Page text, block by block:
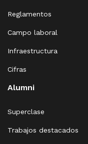
Reglamentos
Campo laboral
Infraestructura
Cifras
Alumni
Superclase
Trabajos destacados